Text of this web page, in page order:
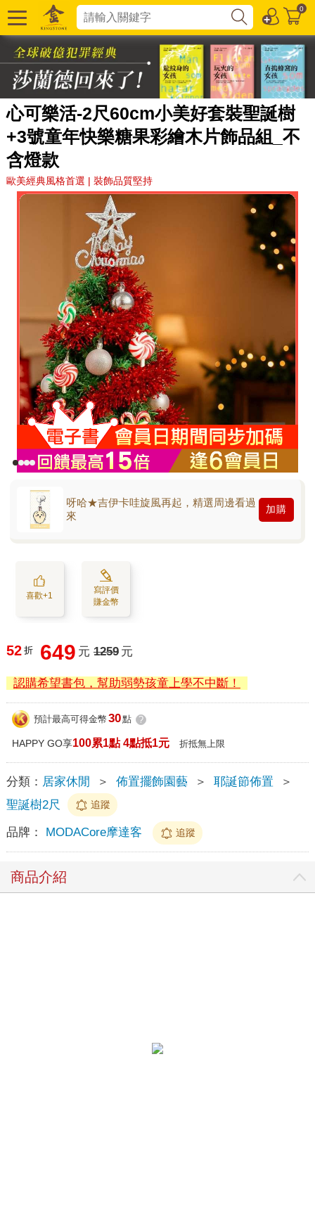
0
心可樂活-2尺60cm小美好套裝聖誕樹
+3號童年快樂糖果彩繪木片飾品組_不
含燈款
歐美經典風格首選 | 裝飾品質堅持
呀哈★吉伊卡哇旋風再起，精選周邊看過
來
加購
喜歡+1
寫評價
賺金幣
52 折 649 元 1259 元
認購希望書包，幫助弱勢孩童上學不中斷！
預計最高可得金幣 30點 ?
HAPPY GO享100累1點 4點抵1元 折抵無上限
分類： 居家休閒 ＞ 佈置擺飾園藝 ＞ 耶誕節佈置
＞
聖誕樹2尺
追蹤
品牌： MODACore摩達客 追蹤
商品介紹